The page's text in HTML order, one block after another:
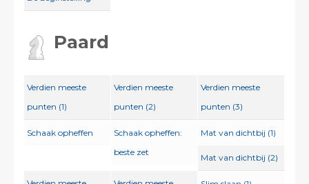
Paard
Verdien meeste
punten (1)
Verdien meeste
punten (2)
Verdien meeste
punten (3)
Schaak opheffen
Schaak opheffen:
beste zet
Mat van dichtbij (1)
Mat van dichtbij (2)